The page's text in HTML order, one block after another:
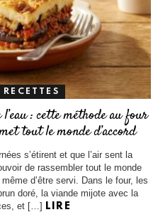
RECETTES
: cette méthode au four
tout le monde d’accord
s’étirent et que l’air sent la
de rassembler tout le monde
d’être servi. Dans le four, les
doré, la viande mijote avec la
et […]
LIRE